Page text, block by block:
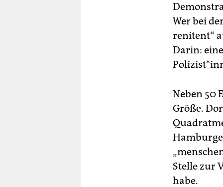
Wer bei
renitent“
Darin:
Neben 50
Größe.
Stelle zur
habe.